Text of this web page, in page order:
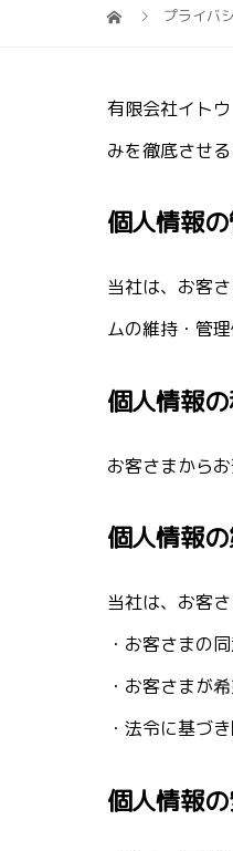
プライバ
有限会社イト
みを徹底させ
個人情報
当社は、お客
ムの維持・管
個人情報
お客さまから
個人情報
当社は、お客
・お客さまの
・お客さまが
・法令に基づ
個人情報